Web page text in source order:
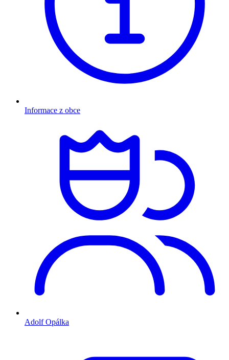
Informace z obce
Adolf Opálka